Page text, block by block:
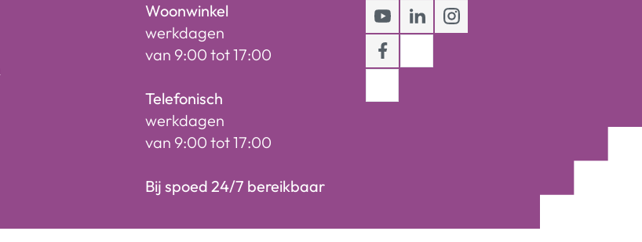
Woonwinkel
werkdagen
van 9:00 tot 17:00
Telefonisch
werkdagen
van 9:00 tot 17:00
Bij spoed 24/7 bereikbaar
Youtube
LinkedInInstagram
Facebook